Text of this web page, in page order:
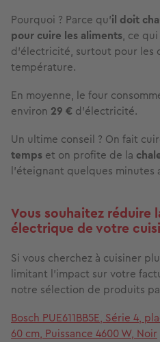
Pourquoi ? Parce qu’il doit
pour cuire les aliments, ce
d’électricité, surtout pour les
température.
En moyenne, le four
environ 29 € d’électricité.
Un ultime conseil ? On fait
temps et on profite de la
l’éteignant quelques minutes
Vous souhaitez réduire
électrique de votre
Si vous cherchez à cuisiner
limitant l’impact sur votre
notre sélection de produits
Bosch PUE611BB5E, Série 4,
60 cm, Puissance 4600 W, Noir